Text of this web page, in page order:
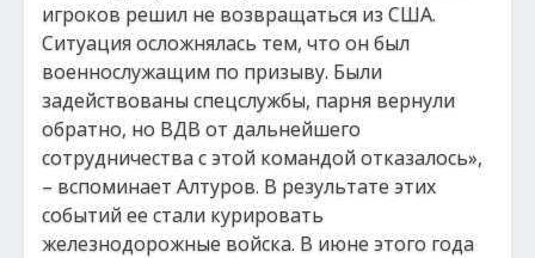
игроков решил не возвращаться из США.
Ситуация осложнялась тем, что он был
военнослужащим по призыву. Были
задействованы спецслужбы, парня вернули
обратно, но ВДВ от дальнейшего
сотрудничества с этой командой отказалось»,
– вспоминает Алтуров. В результате этих
событий ее стали курировать
железнодорожные войска. В июне этого года